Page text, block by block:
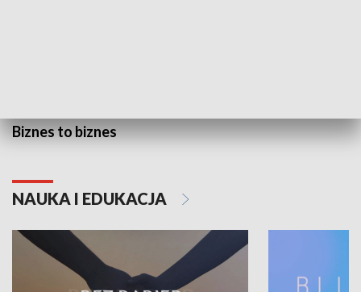
Biznes to biznes
NAUKA I EDUKACJA